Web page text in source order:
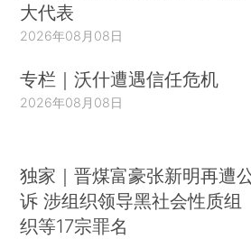
大代表
2026年08月08日
专栏｜沃什遭遇信任危机
2026年08月08日
独家｜晋煤富豪张新明再遭
诉 涉组织领导黑社会性质组
织等17宗罪名